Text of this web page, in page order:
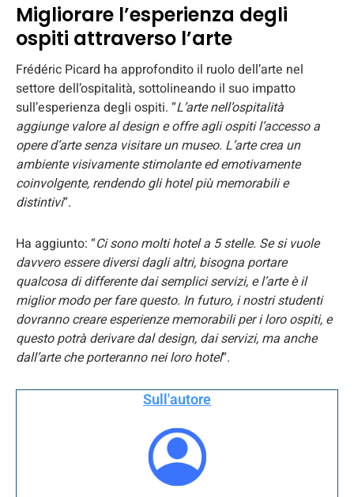
Migliorare l’esperienza degli
ospiti attraverso l’arte
Frédéric Picard ha approfondito il ruolo dell’arte nel
settore dell’ospitalità, sottolineando il suo impatto
sull’esperienza degli ospiti. “L’arte nell’ospitalità
aggiunge valore al design e offre agli ospiti l’accesso a
opere d’arte senza visitare un museo. L’arte crea un
ambiente visivamente stimolante ed emotivamente
coinvolgente, rendendo gli hotel più memorabili e
distintivi“.
Ha aggiunto: “Ci sono molti hotel a 5 stelle. Se si vuole
davvero essere diversi dagli altri, bisogna portare
qualcosa di differente dai semplici servizi, e l’arte è il
miglior modo per fare questo. In futuro, i nostri studenti
dovranno creare esperienze memorabili per i loro ospiti, e
questo potrà derivare dal design, dai servizi, ma anche
dall’arte che porteranno nei loro hotel“.
Sull'autore